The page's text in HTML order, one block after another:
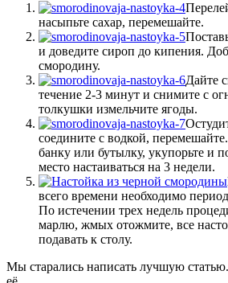
насыпьте сахар, перемешайте.
и доведите сироп до кипения.
смородину.
Дайте
течение 2-3 минут и снимите с
толкушки измельчите ягоды.
соедините с водкой,
банку или бутылку, укупорьте и
место настаиваться на 3 недели.
всего времени необходимо
По истечении трех недель
марлю, жмых отожмите, все
подавать к столу.
Мы старались написать лучшую